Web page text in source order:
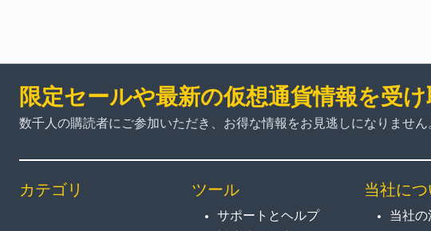
限定セールや最新の仮想通貨情報を受け
数千人の購読者にご参加いただき、お得な情報をお見逃しになりません
カテゴリ ツール
サポートとヘルプ
当社に
当社の